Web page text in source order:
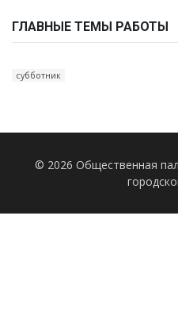
ГЛАВНЫЕ ТЕМЫ РАБОТЫ
субботник
© 2026 Общественная